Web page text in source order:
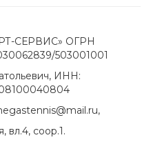
СЕРВИС» ОГРН
503001001
ИНН:
вл.4, соор.1.